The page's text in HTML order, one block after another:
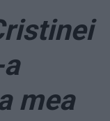
mea